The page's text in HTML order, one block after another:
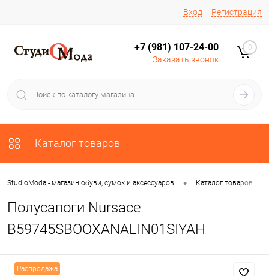
Вход Регистрация
+7 (981) 107-24-00
Заказать звонок
0
Каталог товаров
StudioModa - магазин обуви, сумок и аксессуаров • Каталог товаров
Полусапоги Nursace
B59745SBOOXANALIN01SIYAH
Распродажа